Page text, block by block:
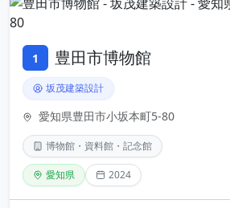
1 豊田市博物館
坂茂建築設計
愛知県豊田市小坂本町5-80
博物館・資料館・記念館
愛知県 2024